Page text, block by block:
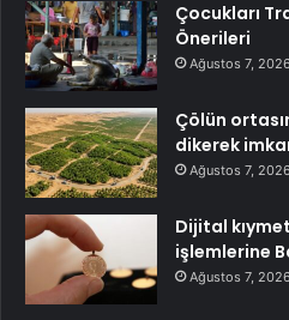
Çocukları
Önerileri
Ağustos 7, 2026
Çölün
dikerek
Ağustos 7, 2026
Dijital
işlemlerine
Ağustos 7, 2026